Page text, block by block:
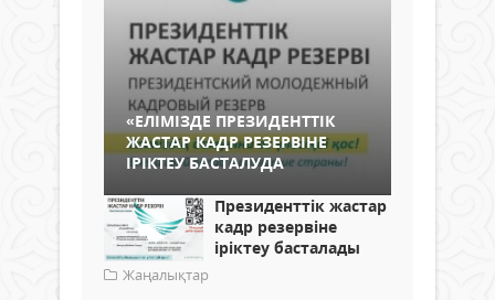
«ЕЛІМІЗДЕ ПРЕЗИДЕНТТІК
ЖАСТАР КАДР РЕЗЕРВІНЕ
ІРІКТЕУ БАСТАЛУДА
Президенттік жастар
кадр резервіне
іріктеу басталады
Жаңалықтар